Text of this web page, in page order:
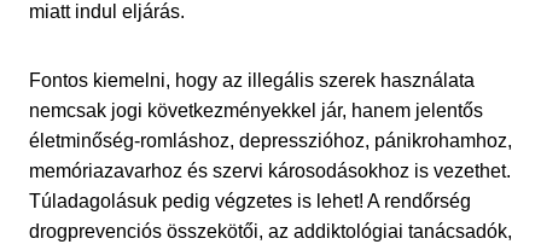
miatt indul eljárás.
Fontos kiemelni, hogy az illegális szerek használata
nemcsak jogi következményekkel jár, hanem jelentős
életminőség-romláshoz, depresszióhoz, pánikrohamhoz,
memóriazavarhoz és szervi károsodásokhoz is vezethet.
Túladagolásuk pedig végzetes is lehet! A rendőrség
drogprevenciós összekötői, az addiktológiai tanácsadók,